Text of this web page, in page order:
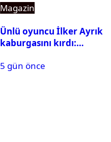
Magazin
Ünlü oyuncu İlker Ayrık
kaburgasını kırdı:
5 gün önce